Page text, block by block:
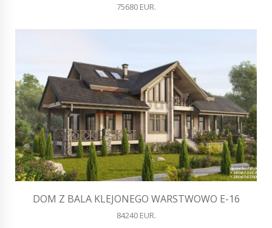
75680 EUR.
DOM Z BALA KLEJONEGO WARSTWOWO E-16
84240 EUR.